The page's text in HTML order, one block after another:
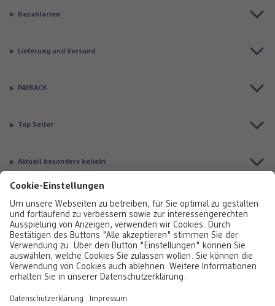
Bezahlarten
Lieferung und Versand
PAYBACK
Top Seller
Aktuell besonders beliebt
Service & Auftragsstatus
Informationen
Rufen Sie uns gerne an: 0800 376320Montag bis Sonntag: 8:00 – 20:00 Uhr,
paradies-foto@dm-paradiesfoto.at